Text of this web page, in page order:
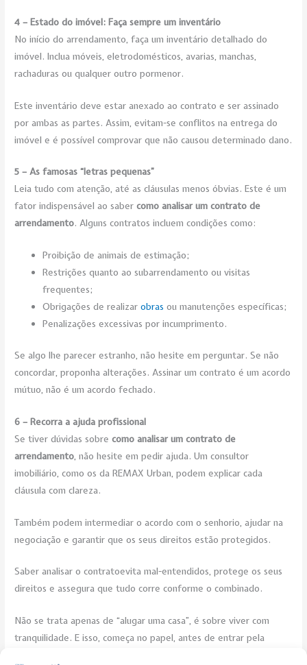
4 – Estado do imóvel: Faça sempre um inventário
No início do arrendamento, faça um inventário detalhado do
imóvel. Inclua móveis, eletrodomésticos, avarias, manchas,
rachaduras ou qualquer outro pormenor.
Este inventário deve estar anexado ao contrato e ser assinado
por ambas as partes. Assim, evitam-se conflitos na entrega do
imóvel e é possível comprovar que não causou determinado dano.
5 – As famosas “letras pequenas”
Leia tudo com atenção, até as cláusulas menos óbvias. Este é um
fator indispensável ao sabercomo analisar um contrato de
arrendamento. Alguns contratos incluem condições como:
Proibição de animais de estimação;
Restrições quanto ao subarrendamento ou visitas
frequentes;
Obrigações de realizarobrasou manutenções específicas;
Penalizações excessivas por incumprimento.
Se algo lhe parecer estranho, não hesite em perguntar. Se não
concordar, proponha alterações. Assinar um contrato é um acordo
mútuo, não é um acordo fechado.
6 – Recorra a ajuda profissional
Se tiver dúvidas sobrecomo analisar um contrato de
arrendamento, não hesite em pedir ajuda. Um consultor
imobiliário, como os da REMAX Urban, podem explicar cada
cláusula com clareza.
Também podem intermediar o acordo com o senhorio, ajudar na
negociação e garantir que os seus direitos estão protegidos.
Saber analisar o contratoevita mal-entendidos, protege os seus
direitos e assegura que tudo corre conforme o combinado.
Não se trata apenas de “alugar uma casa”, é sobre viver com
tranquilidade. E isso, começa no papel, antes de entrar pela